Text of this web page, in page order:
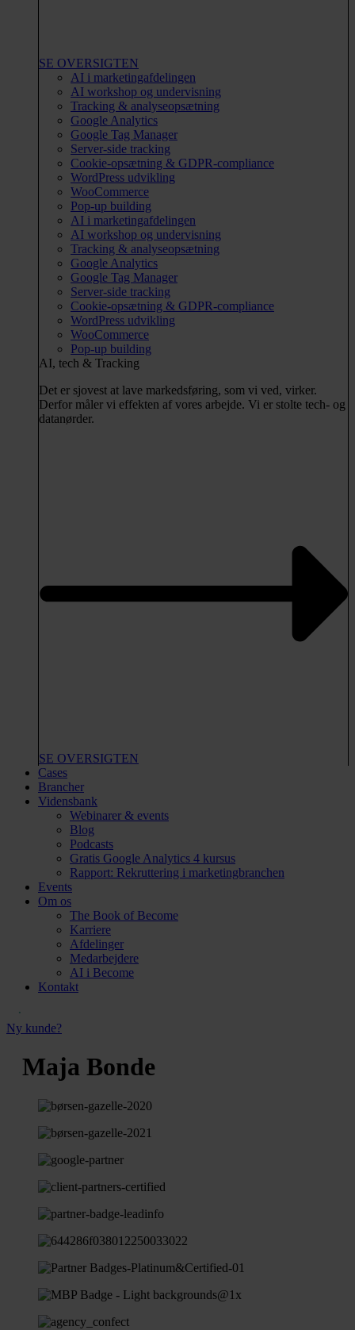
SE OVERSIGTEN
AI i marketingafdelingen
AI workshop og undervisning
Tracking & analyseopsætning
Google Analytics
Google Tag Manager
Server-side tracking
Cookie-opsætning & GDPR-compliance
WordPress udvikling
WooCommerce
Pop-up building
AI i marketingafdelingen
AI workshop og undervisning
Tracking & analyseopsætning
Google Analytics
Google Tag Manager
Server-side tracking
Cookie-opsætning & GDPR-compliance
WordPress udvikling
WooCommerce
Pop-up building
AI, tech & Tracking
Det er sjovest at lave markedsføring, som vi ved, virker.
Derfor måler vi effekten af vores arbejde. Vi er stolte tech- og
datanørder.
SE OVERSIGTEN
Cases
Brancher
Vidensbank
Webinarer & events
Blog
Podcasts
Gratis Google Analytics 4 kursus
Rapport: Rekruttering i marketingbranchen
Events
Om os
The Book of Become
Karriere
Afdelinger
Medarbejdere
AI i Become
Kontakt
Ny kunde?
Maja Bonde